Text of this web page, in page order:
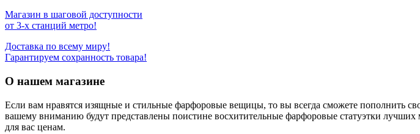
Магазин в шаговой доступности
от 3-х станций метро!
Доставка по всему миру!
Гарантируем сохранность товара!
О нашем магазине
Если вам нравятся изящные и стильные фарфоровые вещицы, то вы всегда сможете пополнить
вашему вниманию будут представлены поистине восхитительные фарфоровые статуэтки
для вас ценам.